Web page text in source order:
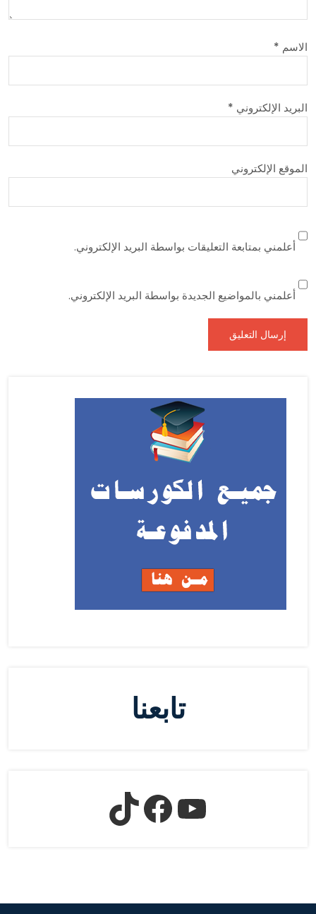
الاسم *
البريد الإلكتروني *
الموقع الإلكتروني
أعلمني بمتابعة التعليقات بواسطة البريد الإلكتروني.
أعلمني بالمواضيع الجديدة بواسطة البريد الإلكتروني.
تابعنا